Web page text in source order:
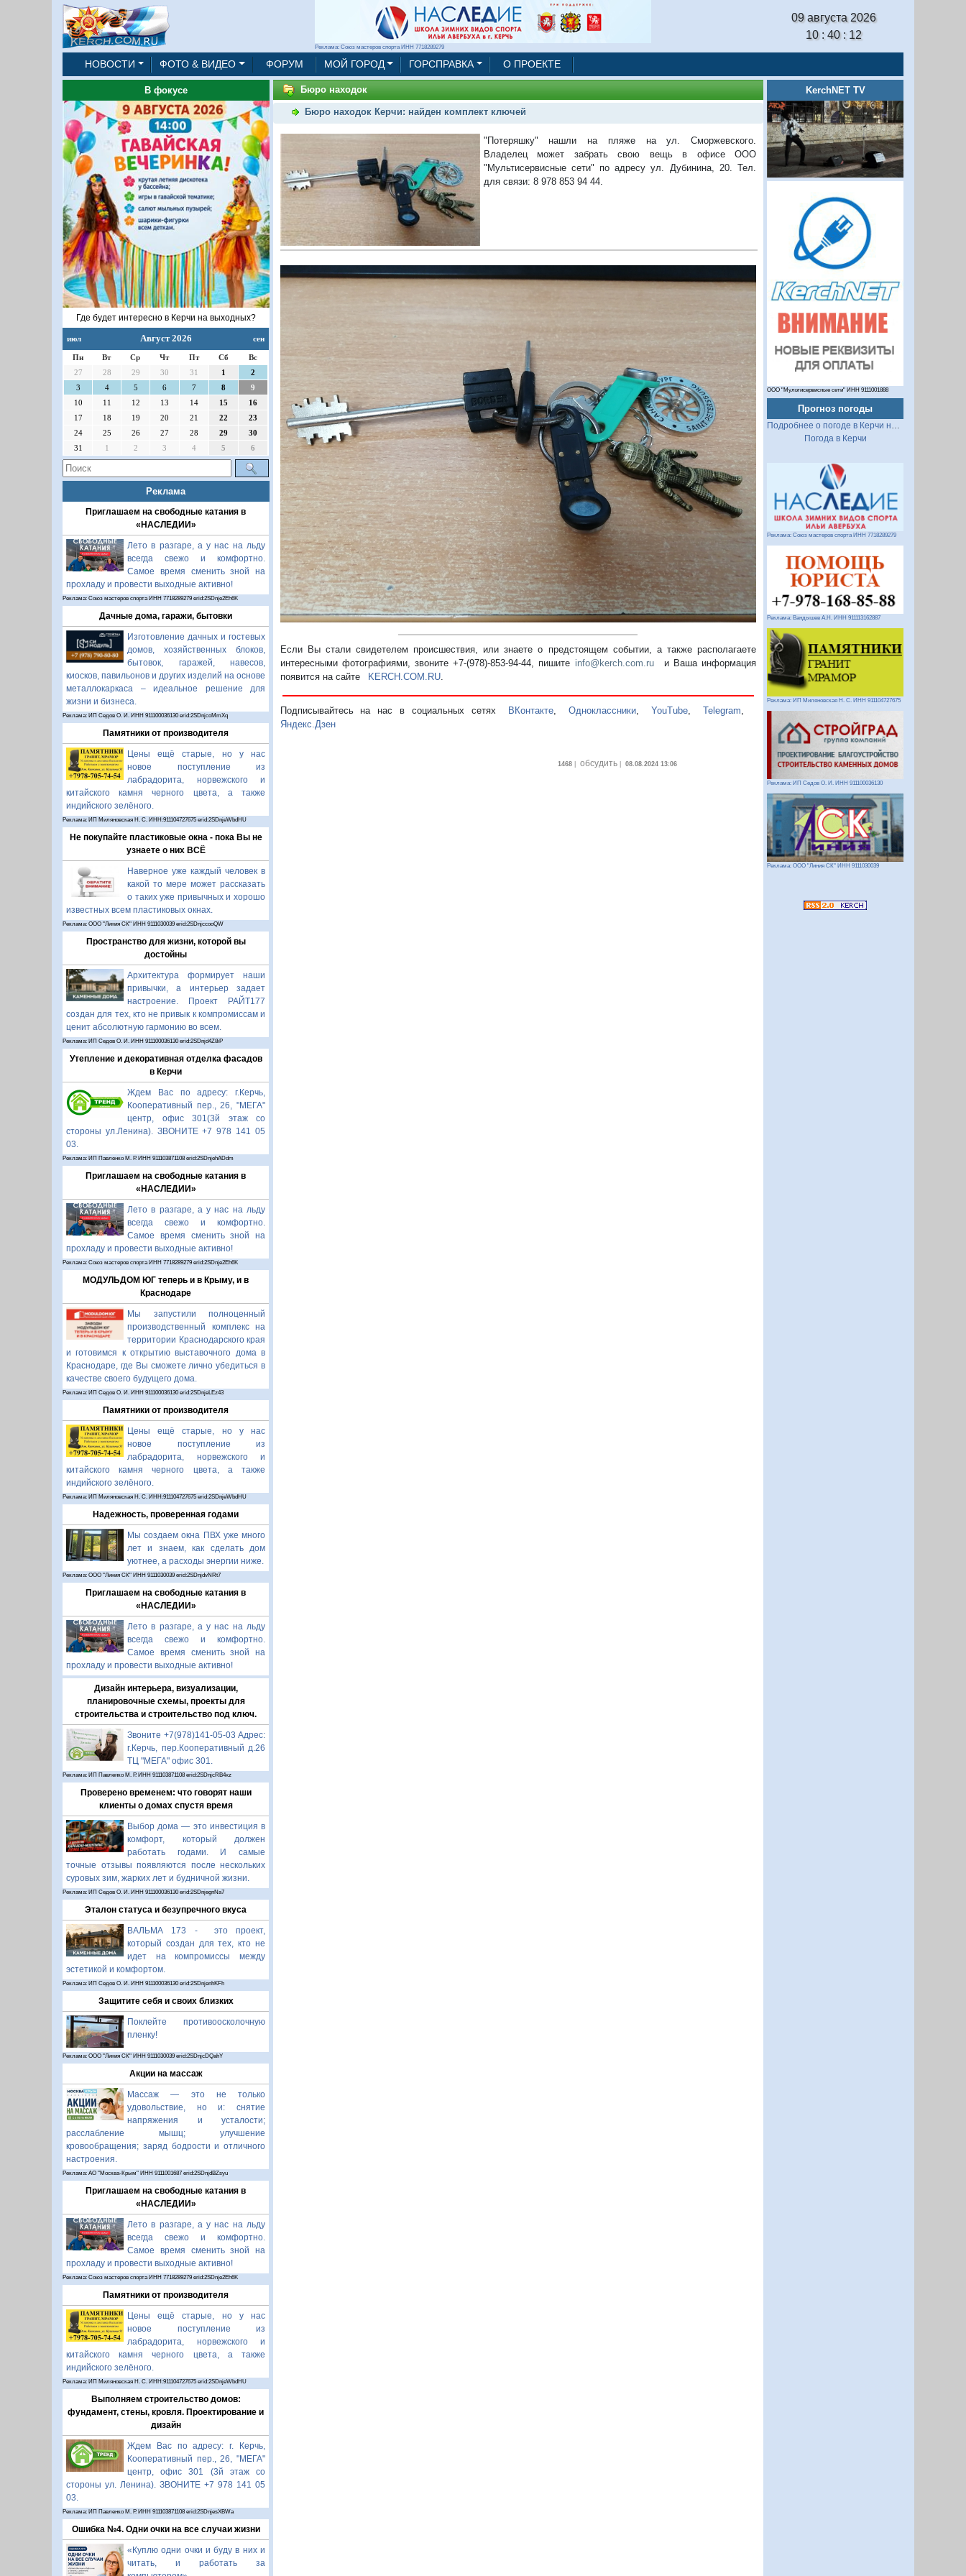
Реклама: Союз мастеров спорта ИНН 7718289279
09 августа 2026
10 : 40 : 13
НОВОСТИ ФОТО & ВИДЕО ФОРУМ МОЙ ГОРОД ГОРСПРАВКА О ПРОЕКТЕ
В фокусе
Где будет интересно в Керчи на выходных?
июл Август 2026 сен
Пн Вт Ср Чт Пт Сб
Вс
27
28 29 30 31 1
2
3
4 5 6 7 8
9
10
11 12 13 14 15
16
17
18 19 20 21 22
23
24
25 26 27 28 29
30
31
1 2 3 4 5 6
Реклама
Приглашаем на свободные катания в
«НАСЛЕДИИ»
Лето в разгаре, а у нас на льду
всегда свежо и комфортно.
Самое время сменить зной на
прохладу и провести выходные активно!
Реклама: Союз мастеров спорта ИНН 7718289279 erid:2SDnje2Eh6K
Дачные дома, гаражи, бытовки
Изготовление дачных и гостевых
домов, хозяйственных блоков,
бытовок, гаражей, навесов,
киосков, павильонов и других изделий на основе
металлокаркаса – идеальное решение для
жизни и бизнеса.
Реклама: ИП Седов О. И. ИНН 911100036130 erid:2SDnjcoMmXq
Памятники от производителя
Цены ещё старые, но у нас
новое поступление из
лабрадорита, норвежского и
китайского камня черного цвета, а также
индийского зелёного.
Реклама: ИП Миляновская Н. С. ИНН:911104727675 erid:2SDnjeWbdHU
Не покупайте пластиковые окна - пока Вы не
узнаете о них ВСЁ
Наверное уже каждый человек в
какой то мере может рассказать
о таких уже привычных и хорошо
известных всем пластиковых окнах.
Реклама: ООО "Линия СК" ИНН 9111030039 erid:2SDnjccooQW
Пространство для жизни, которой вы
достойны
Архитектура формирует наши
привычки, а интерьер задает
настроение. Проект РАЙТ177
создан для тех, кто не привык к компромиссам и
ценит абсолютную гармонию во всем.
Реклама: ИП Седов О. И. ИНН 911100036130 erid:2SDnjd4Z8iP
Утепление и декоративная отделка фасадов
в Керчи
Ждем Вас по адресу: г.Керчь,
Кооперативный пер., 26, "МЕГА"
центр, офис 301(3й этаж со
стороны ул.Ленина). ЗВОНИТЕ +7 978 141 05
03.
Реклама: ИП Павленко М. Р. ИНН 911103871108 erid:2SDnjehADdm
Приглашаем на свободные катания в
«НАСЛЕДИИ»
Лето в разгаре, а у нас на льду
всегда свежо и комфортно.
Самое время сменить зной на
прохладу и провести выходные активно!
Реклама: Союз мастеров спорта ИНН 7718289279 erid:2SDnje2Eh6K
МОДУЛЬДОМ ЮГ теперь и в Крыму, и в
Краснодаре
Мы запустили полноценный
производственный комплекс на
территории Краснодарского края
и готовимся к открытию выставочного дома в
Краснодаре, где Вы сможете лично убедиться в
качестве своего будущего дома.
Реклама: ИП Седов О. И. ИНН 911100036130 erid:2SDnjeLEz43
Памятники от производителя
Цены ещё старые, но у нас
новое поступление из
лабрадорита, норвежского и
китайского камня черного цвета, а также
индийского зелёного.
Реклама: ИП Миляновская Н. С. ИНН:911104727675 erid:2SDnjeWbdHU
Надежность, проверенная годами
Мы создаем окна ПВХ уже много
лет и знаем, как сделать дом
уютнее, а расходы энергии ниже.
Реклама: ООО "Линия СК" ИНН 9111030039 erid:2SDnjdvNRt7
Приглашаем на свободные катания в
«НАСЛЕДИИ»
Лето в разгаре, а у нас на льду
всегда свежо и комфортно.
Самое время сменить зной на
прохладу и провести выходные активно!
Дизайн интерьера, визуализации,
планировочные схемы, проекты для
строительства и строительство под ключ.
Звоните +7(978)141-05-03 Адрес:
г.Керчь, пер.Кооперативный д.26
ТЦ "МЕГА" офис 301.
Реклама: ИП Павленко М. Р. ИНН 911103871108 erid:2SDnjcRB4xz
Проверено временем: что говорят наши
клиенты о домах спустя время
Выбор дома — это инвестиция в
комфорт, который должен
работать годами. И самые
точные отзывы появляются после нескольких
суровых зим, жарких лет и будничной жизни.
Реклама: ИП Седов О. И. ИНН 911100036130 erid:2SDnjegnNa7
Эталон статуса и безупречного вкуса
ВАЛЬМА 173 - это проект,
который создан для тех, кто не
идет на компромиссы между
эстетикой и комфортом.
Реклама: ИП Седов О. И. ИНН 911100036130 erid:2SDnjenhKFh
Защитите себя и своих близких
Поклейте противоосколочную
пленку!
Реклама: ООО "Линия СК" ИНН 9111030039 erid:2SDnjcDQahY
Акции на массаж
Массаж — это не только
удовольствие, но и: снятие
напряжения и усталости;
расслабление мышц; улучшение
кровообращения; заряд бодрости и отличного
настроения.
Реклама: АО "Москва-Крым" ИНН 9111001687 erid:2SDnjdBZsyu
Приглашаем на свободные катания в
«НАСЛЕДИИ»
Лето в разгаре, а у нас на льду
всегда свежо и комфортно.
Самое время сменить зной на
прохладу и провести выходные активно!
Реклама: Союз мастеров спорта ИНН 7718289279 erid:2SDnje2Eh6K
Памятники от производителя
Цены ещё старые, но у нас
новое поступление из
лабрадорита, норвежского и
китайского камня черного цвета, а также
индийского зелёного.
Реклама: ИП Миляновская Н. С. ИНН:911104727675 erid:2SDnjeWbdHU
Выполняем строительство домов:
фундамент, стены, кровля. Проектирование и
дизайн
Ждем Вас по адресу: г. Керчь,
Кооперативный пер., 26, "МЕГА"
центр, офис 301 (3й этаж со
стороны ул. Ленина). ЗВОНИТЕ +7 978 141 05
03.
Реклама: ИП Павленко М. Р. ИНН 911103871108 erid:2SDnjesXBWa
Ошибка №4. Одни очки на все случаи жизни
«Куплю одни очки и буду в них и
читать, и работать за
Бюро находок
Бюро находок Керчи: найден комплект ключей
"Потеряшку" нашли на пляже на ул. Сморжевского.
Владелец может забрать свою вещь в офисе ООО
"Мультисервисные сети" по адресу ул. Дубинина, 20. Тел.
для связи: 8 978 853 94 44.
Если Вы стали свидетелем происшествия, или знаете о предстоящем событии, а также располагаете
интересными фотографиями, звоните +7-(978)-853-94-44, пишите info@kerch.com.ru и Ваша информация
появится на сайте
KERCH.COM.RU.
Подписывайтесь на нас в социальных сетях ВКонтакте, Одноклассники,YouTube,Telegram,
Яндекс.Дзен
1468| обсудить| 08.08.2024 13:06
KerchNET TV
ООО "Мультисервисные сети" ИНН 9111001888
Прогноз погоды
Подробнее о погоде в Керчи на 2 недели
Погода в Керчи
Реклама: Союз мастеров спорта ИНН 7718289279
Реклама: Вандышев А.Н. ИНН 911113162887
Реклама: ИП Миляновская Н. С. ИНН 911104727675
Реклама: ИП Седов О. И. ИНН 911100036130
Реклама: ООО "Линия СК" ИНН 9111030039